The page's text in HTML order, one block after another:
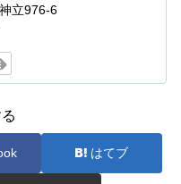
立976-6
はてブ